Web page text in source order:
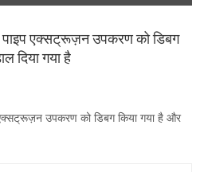
एक्सट्रूज़न उपकरण को डिबग
दिया गया है
उपकरण को डिबग किया गया है और